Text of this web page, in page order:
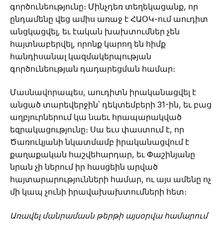
գործունեությունը։ Մինչդեռ տեղեկացանք, որ
ընդամենը վեց ամիս առաջ է ՀԱՕԿ-ում աուդիտ
անցկացվել, եւ էական խախտումներ չեն
հայտնաբերվել, որոնք կարող են հիմք
հանդիսանալ կազմակերպության
գործունեության դադարեցման համար։
Մասնավորապես, աուդիտն իրականացվել է
անցած տարեվերջին՝ դեկտեմբերի 31-ին, եւ բաց
աղբյուրներում կա նաեւ հրապարակված
եզրակացությունը։ Սա եւս փաստում է, որ
Ծառուկյանի նկատմամբ իրականացվում է
քաղաքական հաշվեհարդար, եւ Փաշինյանը
նրան չի ներում իր հասցեին արված
հայտարարությունների համար, ու այս ամենը ոչ
մի կապ չունի իրավախախտումների հետ։
Առավել մանրամասն թերթի այսօրվա համարում